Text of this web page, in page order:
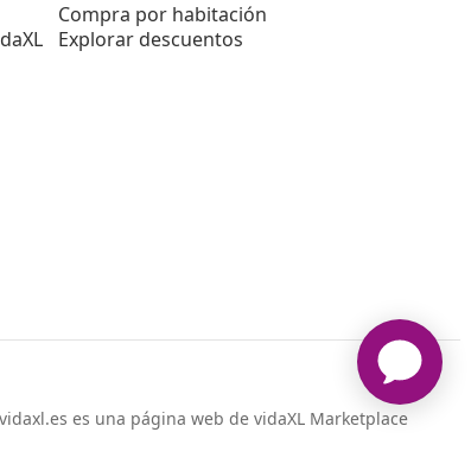
Compra por habitación
Explorar descuentos
es una página web de vidaXL Marketplace